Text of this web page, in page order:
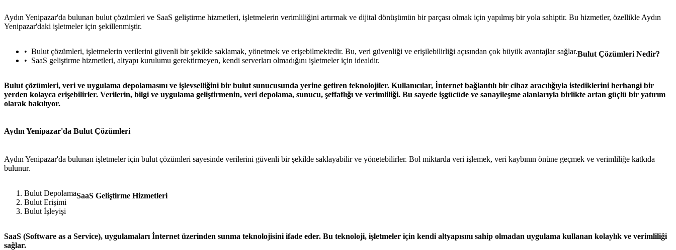
Aydın Yenipazar'da bulunan bulut çözümleri ve SaaS geliştirme hizmetleri, işletmelerin verimliliğini artırmak ve dijital dönüşümün bir parçası olmak için yapılmış bir yola sahiptir. Bu hizmetler, özellikle Aydın
Yenipazar'daki işletmeler için şekillenmiştir.
Bulut çözümleri, işletmelerin verilerini güvenli bir şekilde saklamak, yönetmek ve erişebilmektedir. Bu, veri güvenliği ve erişilebilirliği açısından çok büyük avantajlar sağlar.
SaaS geliştirme hizmetleri, altyapı kurulumu gerektirmeyen, kendi serverları olmadığını işletmeler için idealdir.
Bulut Çözümleri Nedir?
Bulut çözümleri, veri ve uygulama depolamasını ve işlevselliğini bir bulut sunucusunda yerine getiren teknolojiler. Kullanıcılar, İnternet bağlantılı bir cihaz aracılığıyla istediklerini herhangi bir
yerden kolayca erişebilirler. Verilerin, bilgi ve uygulama geliştirmenin, veri depolama, sunucu, şeffaflığı ve verimliliği. Bu sayede işgücüde ve sanayileşme alanlarıyla birlikte artan güçlü bir yatırım
olarak bakılıyor.
Aydın Yenipazar'da Bulut Çözümleri
Aydın Yenipazar'da bulunan işletmeler için bulut çözümleri sayesinde verilerini güvenli bir şekilde saklayabilir ve yönetebilirler. Bol miktarda veri işlemek, veri kaybının önüne geçmek ve verimliliğe katkıda
bulunur.
Bulut Depolama
Bulut Erişimi
Bulut İşleyişi
SaaS Geliştirme Hizmetleri
SaaS (Software as a Service), uygulamaları İnternet üzerinden sunma teknolojisini ifade eder. Bu teknoloji, işletmeler için kendi altyapısını sahip olmadan uygulama kullanan kolaylık ve verimliliği
sağlar.